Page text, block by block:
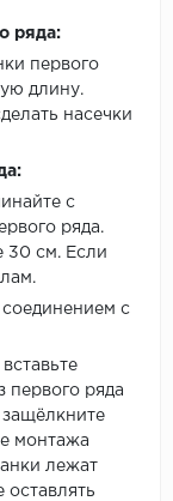
ряда:
первого
длину.
насечки
с
ряда.
30 см. Если
с
первого ряда
защёлкните
монтажа
лежат
оставлять